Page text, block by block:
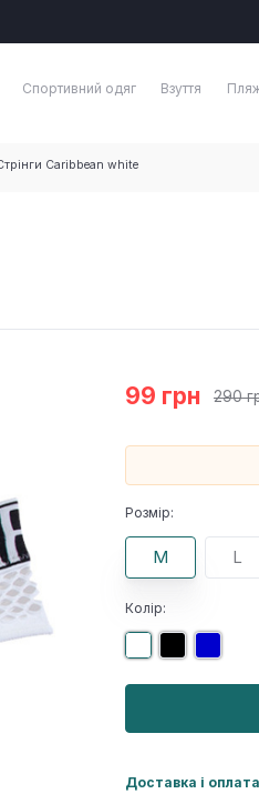
Спортивний одяг Взуття
Caribbean white
На
99 грн 290
Розмір:
M L
Колір:
Доставка і оплата